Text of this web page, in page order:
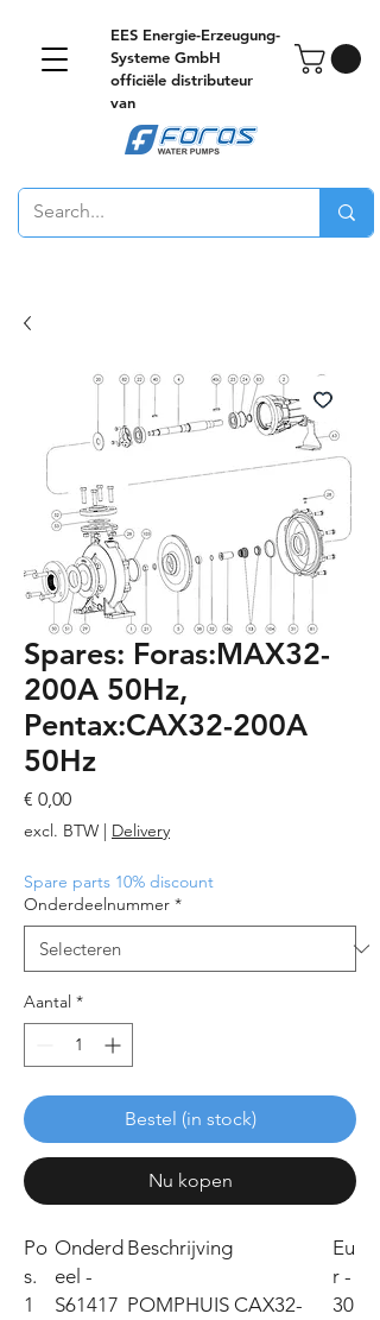
EES Energie-Erzeugung-
Systeme GmbH
officiële distributeur
van
Spares: Foras:MAX32-
200A 50Hz,
Pentax:CAX32-200A
50Hz
€ 0,00Prijs
excl. BTW | Delivery
Spare parts 10% discount
Onderdeelnummer *
Aantal *
Bestel (in stock)
Nu kopen
Po
s.
Onderd
eel -
Beschrijving
Eu
r -
1
S61417 POMPHUIS CAX32-
30